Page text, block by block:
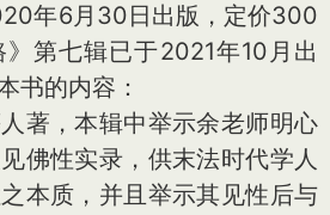
年6月30日出版，定价300
第七辑已于2021年10月出
书的内容：
，本辑中举示余老师明心
佛性实录，供末法时代学人
本质，并且举示其见性后与